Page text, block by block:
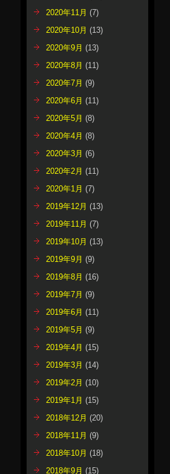
2020年11月 (7)
2020年10月 (13)
2020年9月 (13)
2020年8月 (11)
2020年7月 (9)
2020年6月 (11)
2020年5月 (8)
2020年4月 (8)
2020年3月 (6)
2020年2月 (11)
2020年1月 (7)
2019年12月 (13)
2019年11月 (7)
2019年10月 (13)
2019年9月 (9)
2019年8月 (16)
2019年7月 (9)
2019年6月 (11)
2019年5月 (9)
2019年4月 (15)
2019年3月 (14)
2019年2月 (10)
2019年1月 (15)
2018年12月 (20)
2018年11月 (9)
2018年10月 (18)
2018年9月 (15)